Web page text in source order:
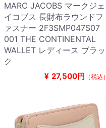
MARC JACOBS マークジェ
イコブス 長財布ラウンドフ
ァスナー 2F3SMP047S07
001 THE CONTINENTAL
WALLET レディース ブラッ
ク
¥ 27,500円 （税込）